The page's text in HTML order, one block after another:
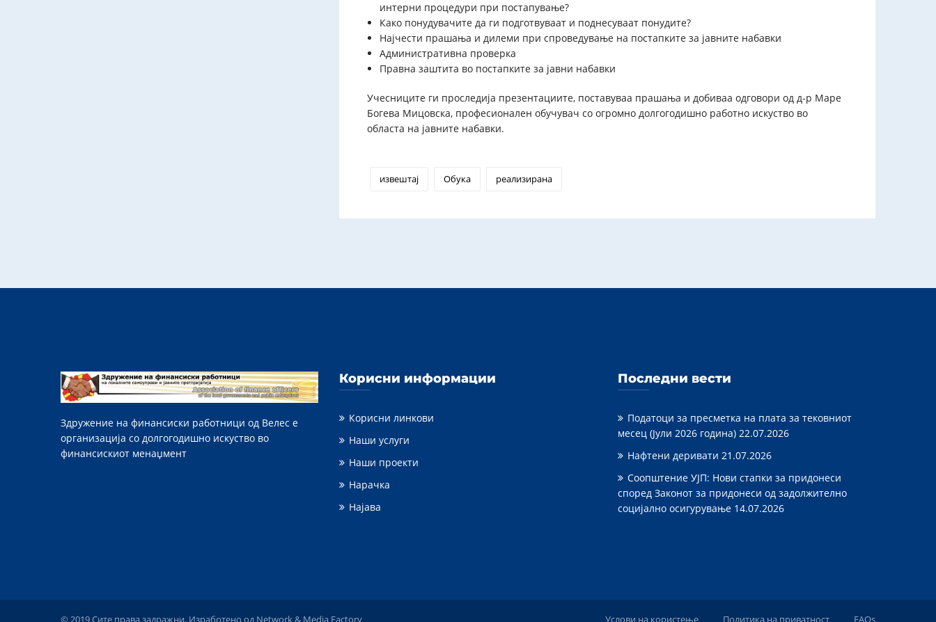
интерни процедури при постапување?
Како понудувачите да ги подготвуваат и поднесуваат понудите?
Најчести прашања и дилеми при спроведување на постапките за јавните набавки
Административна проверка
Правна заштита во постапките за јавни набавки
Учесниците ги проследија презентациите, поставуваа прашања и добиваа одговори од д-р Маре
Богева Мицовска, професионален обучувач со огромно долгогодишно работно искуство во
областа на јавните набавки.
извештај Обука реализирана
Здружение на финансиски работници од Велес е
организација со долгогодишно искуство во
финансискиот менаџмент
Корисни информации
Корисни линкови
Наши услуги
Наши проекти
Нарачка
Најава
Последни вести
Податоци за пресметка на плата за тековниот
месец (Јули 2026 година) 22.07.2026
Нафтени деривати 21.07.2026
Соопштение УЈП: Нови стапки за придонеси
според Законот за придонеси од задолжително
социјално осигурување 14.07.2026
© 2019 Сите права задражни. Изработено од Network & Media Factory Услови на користење Политика на приватност FAQs